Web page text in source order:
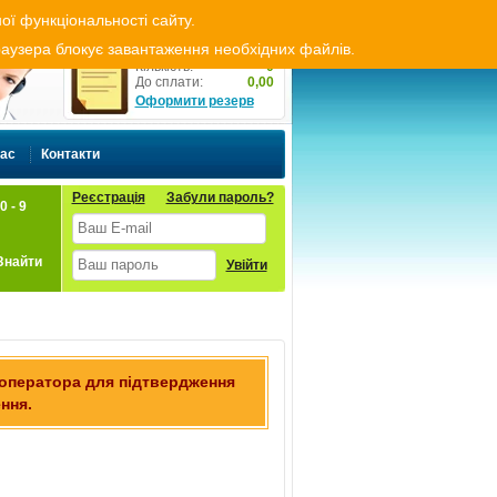
резерв Оплата і доставка
функціональності сайту.
блокує завантаження необхідних файлів.
Резерв товару
Кількість:
0
До сплати:
0,00
Оформити резерв
Контакти
0 - 9
Реєстрація Забули пароль?
Увійти
для підтвердження